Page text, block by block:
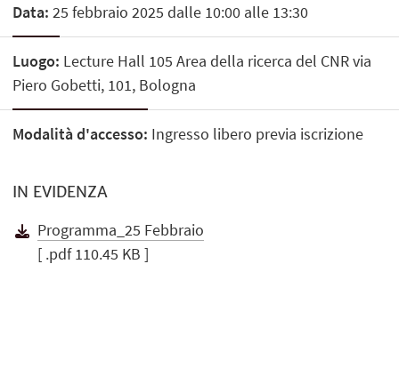
Data: 25 febbraio 2025 dalle 10:00 alle 13:30
Luogo: Lecture Hall 105 Area della ricerca del CNR via
Piero Gobetti, 101, Bologna
Modalità d'accesso: Ingresso libero previa iscrizione
IN EVIDENZA
Programma_25 Febbraio
[ .pdf 110.45 KB ]